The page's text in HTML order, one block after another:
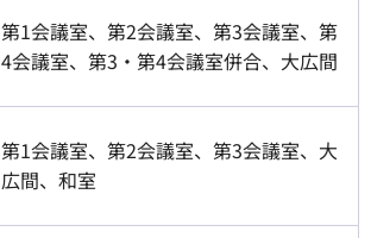
第1会議室、第2会議室、第3会議室、第
4会議室、第3・第4会議室併合、大広間
第1会議室、第2会議室、第3会議室、大
広間、和室